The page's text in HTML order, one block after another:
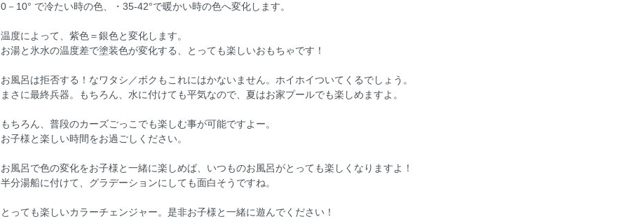
0－10° で冷たい時の色、・35-42°で暖かい時の色へ変化します。
温度によって、紫色＝銀色と変化します。
お湯と氷水の温度差で塗装色が変化する、とっても楽しいおもちゃです！
お風呂は拒否する！なワタシ／ボクもこれにはかないません。ホイホイついてくるでしょう。
まさに最終兵器。もちろん、水に付けても平気なので、夏はお家プールでも楽しめますよ。
もちろん、普段のカーズごっこでも楽しむ事が可能ですよー。
お子様と楽しい時間をお過ごしください。
お風呂で色の変化をお子様と一緒に楽しめば、いつものお風呂がとっても楽しくなりますよ！
半分湯船に付けて、グラデーションにしても面白そうですね。
とっても楽しいカラーチェンジャー。是非お子様と一緒に遊んでください！